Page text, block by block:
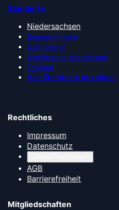
Standorte
Niedersachsen
Bremen-Umland
Ostfriesland
Oldenburger Münsterland
Emsland
Alle Standorte anzeigen
Rechtliches
Impressum
Datenschutz
AGB
Barrierefreiheit
Mitgliedschaften